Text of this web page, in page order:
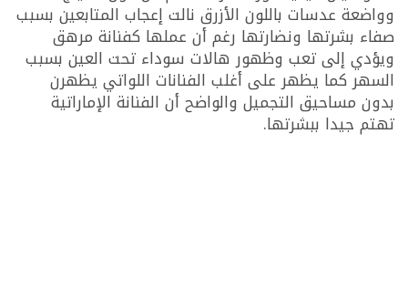
وواضعة عدسات باللون الأزرق نالت إعجاب المتابعين بسبب
صفاء بشرتها ونضارتها رغم أن عملها كفنانة مرهق
ويؤدي إلى تعب وظهور هالات سوداء تحت العين بسبب
السهر كما يظهر على أغلب الفنانات اللواتي يظهرن
بدون مساحيق التجميل والواضح أن الفنانة الإماراتية
تهتم جيدا ببشرتها.